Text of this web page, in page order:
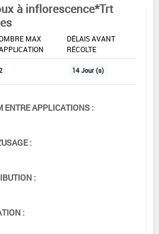
à inflorescence*Trt
MAX
DÉLAIS AVANT
RÉCOLTE
14 Jour (s)
ENTRE APPLICATIONS :
:
:
: